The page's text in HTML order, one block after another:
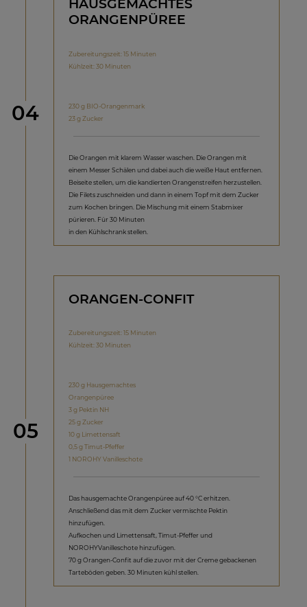
Schritt
04
HAUSGEMACHTES
ORANGENPÜREE
Zubereitungszeit: 15 Minuten
Kühlzeit: 30 Minuten
230 g BIO-Orangenmark
23 g Zucker
Die Orangen mit klarem Wasser waschen. Die Orangen mit
einem Messer Schälen und dabei auch die weiße Haut entfernen.
Beiseite stellen, um die kandierten Orangenstreifen herzustellen.
Die Filets zuschneiden und dann in einem Topf mit dem Zucker
zum Kochen bringen. Die Mischung mit einem Stabmixer
pürieren. Für 30 Minuten
in den Kühlschrank stellen.
Schritt
05
ORANGEN-CONFIT
Zubereitungszeit: 15 Minuten
Kühlzeit: 30 Minuten
230 g Hausgemachtes
Orangenpüree
3 g Pektin NH
25 g Zucker
10 g Limettensaft
0,5 g Timut-Pfeffer
1 NOROHY Vanilleschote
Das hausgemachte Orangenpüree auf 40 °C erhitzen.
Anschließend das mit dem Zucker vermischte Pektin
hinzufügen.
Aufkochen und Limettensaft, Timut-Pfeffer und
NOROHYVanilleschote hinzufügen.
70 g Orangen-Confit auf die zuvor mit der Creme gebackenen
Tarteböden geben. 30 Minuten kühl stellen.